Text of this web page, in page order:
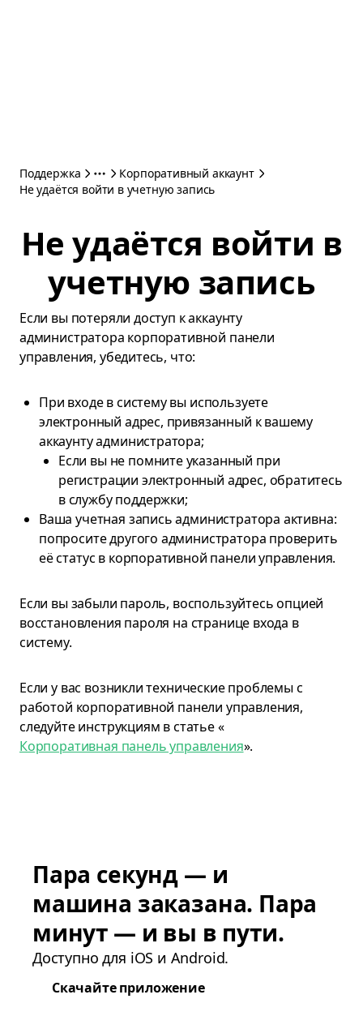
Поддержка
Корпоративный аккаунт
Не удаётся войти в учетную запись
Не удаётся войти в
учетную запись
Если вы потеряли доступ к аккаунту
администратора корпоративной панели
управления, убедитесь, что:
При входе в систему вы используете
электронный адрес, привязанный к вашему
аккаунту администратора;
Если вы не помните указанный при
регистрации электронный адрес, обратитесь
в службу поддержки;
Ваша учетная запись администратора активна:
попросите другого администратора проверить
её статус в корпоративной панели управления.
Если вы забыли пароль, воспользуйтесь опцией
восстановления пароля на странице входа в
систему.
Если у вас возникли технические проблемы с
работой корпоративной панели управления,
следуйте инструкциям в статье «
Корпоративная панель управления».
Пара секунд — и
машина заказана. Пара
минут — и вы в пути.
Доступно для iOS и Android.
Скачайте приложение